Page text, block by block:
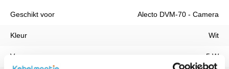
Geschikt voor Alecto DVM-70 - Camera
Kleur Wit
Vermogen 5 W